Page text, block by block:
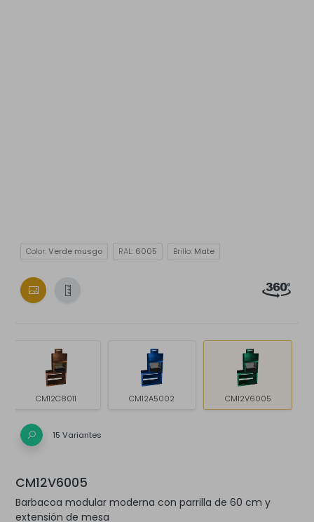
Color:Verde musgo RAL: 6005 Brillo: Mate
CM12C8011 CM12A5002 CM12V6005
15 Variantes
CM12V6005
Barbacoa modular moderna con parrilla de 60 cm y
extensión de mesa